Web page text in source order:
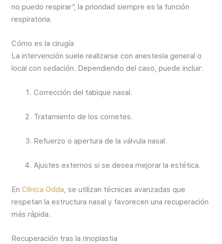
no puedo respirar”, la prioridad siempre es la función
respiratoria.
Cómo es la cirugía
La intervención suele realizarse con anestesia general o
local con sedación. Dependiendo del caso, puede incluir:
Corrección del tabique nasal.
Tratamiento de los cornetes.
Refuerzo o apertura de la válvula nasal.
Ajustes externos si se desea mejorar la estética.
EnClínica Odda, se utilizan técnicas avanzadas que
respetan la estructura nasal y favorecen una recuperación
más rápida.
Recuperación tras la rinoplastia